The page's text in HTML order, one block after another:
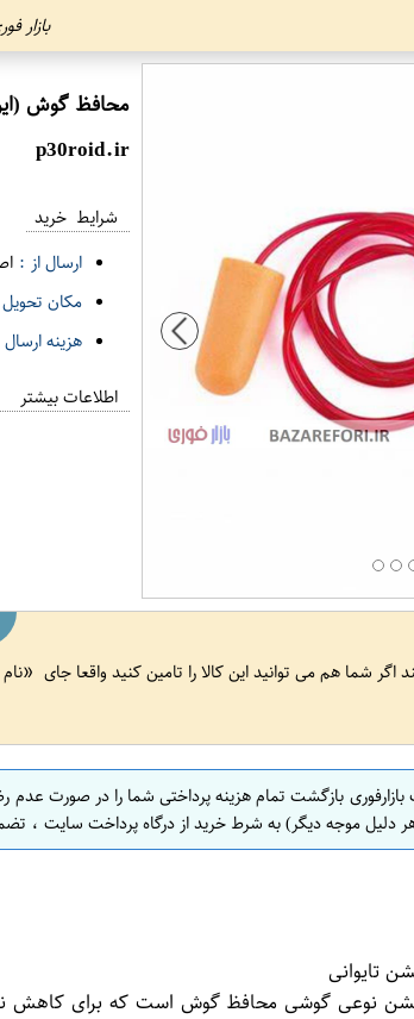
بازار
محافظ گوش
p30roid.ir
شرایط خرید
ارسال از :
مکان
هزینه
اطلاعات بیشتر
اگر شما هم می توانید این کالا را تامین کنید واقعا جای
بازگشت تمام هزینه پرداختی شما را در صورت
دلیل موجه دیگر) به شرط خرید از درگاه پرداخت سایت ،
تایوانی
نوعی گوشی محافظ گوش است که برای کاهش